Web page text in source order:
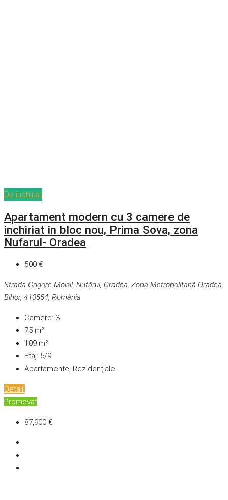
De închiriat
Apartament modern cu 3 camere de
inchiriat in bloc nou, Prima Sova, zona
Nufarul- Oradea
500 €
Strada Grigore Moisil, Nufărul, Oradea, Zona Metropolitană Oradea,
Bihor, 410554, România
Camere: 3
75 m²
109 m²
Etaj: 5/9
Apartamente, Rezidențiale
Detalii
Promovat
87,900 €